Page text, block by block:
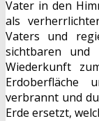
Vater in den
als
Vaters und
sichtbaren und
Wiederkunft
Erdoberfläche
verbrannt und
Erde ersetzt,